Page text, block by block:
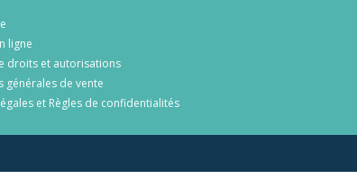
ligne
droits et autorisations
générales de vente
et Règles de confidentialités